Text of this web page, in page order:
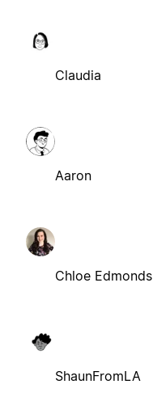
Claudia
Aaron
Chloe Edmonds
ShaunFromLA